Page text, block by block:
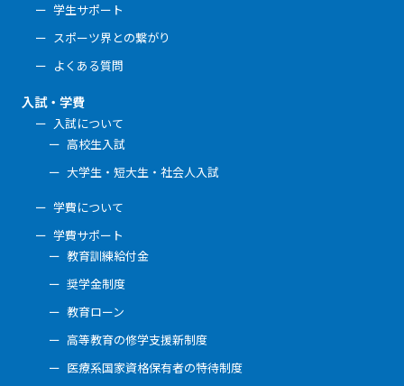
学生サポート
スポーツ界との繋がり
よくある質問
入試・学費
入試について
高校生入試
大学生・短大生・社会人入試
学費について
学費サポート
教育訓練給付金
奨学金制度
教育ローン
高等教育の修学支援新制度
医療系国家資格保有者の特待制度